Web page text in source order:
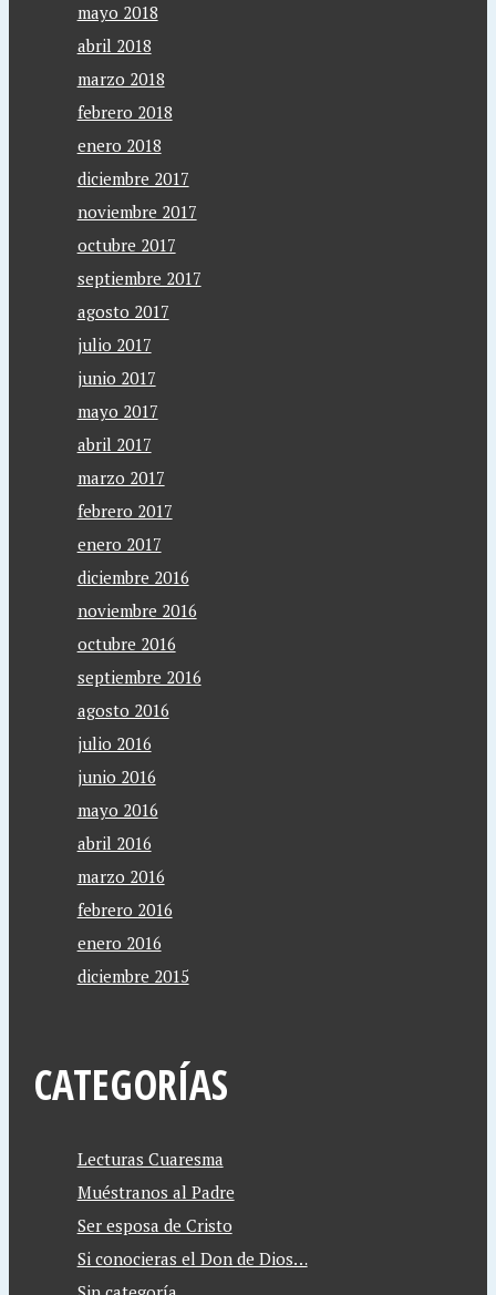
mayo 2018
abril 2018
marzo 2018
febrero 2018
enero 2018
diciembre 2017
noviembre 2017
octubre 2017
septiembre 2017
agosto 2017
julio 2017
junio 2017
mayo 2017
abril 2017
marzo 2017
febrero 2017
enero 2017
diciembre 2016
noviembre 2016
octubre 2016
septiembre 2016
agosto 2016
julio 2016
junio 2016
mayo 2016
abril 2016
marzo 2016
febrero 2016
enero 2016
diciembre 2015
CATEGORÍAS
Lecturas Cuaresma
Muéstranos al Padre
Ser esposa de Cristo
Si conocieras el Don de Dios…